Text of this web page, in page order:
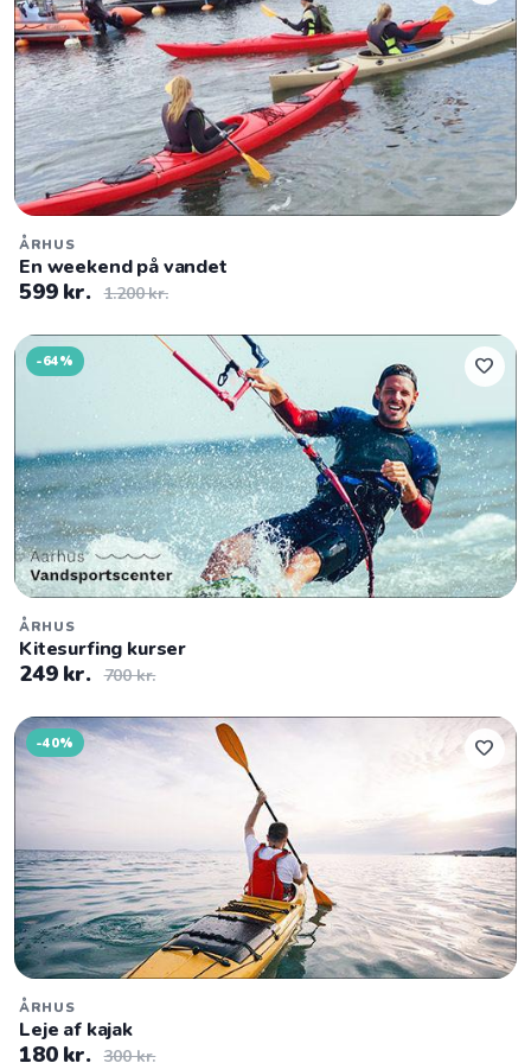
ÅRHUS
En weekend på vandet
599 kr. 1.200 kr.
-64% favorite
ÅRHUS
Kitesurfing kurser
249 kr. 700 kr.
-40% favorite
ÅRHUS
Leje af kajak
180 kr. 300 kr.